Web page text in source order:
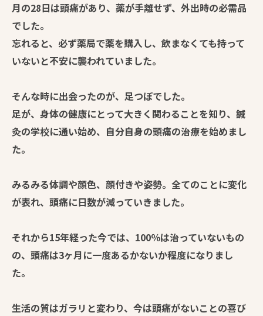
月の28日は頭痛があり、薬が手離せず、外出時の必需品
でした。
忘れると、必ず薬局で薬を購入し、飲まなくても持って
いないと不安に襲われていました。
そんな時に出会ったのが、足つぼでした。
足が、身体の健康にとって大きく関わることを知り、鍼
灸の学校に通い始め、自分自身の頭痛の治療を始めまし
た。
みるみる体調や顔色、顔付きや姿勢。全てのことに変化
が表れ、頭痛に日数が減っていきました。
それから15年経った今では、100％は治っていないもの
の、頭痛は3ヶ月に一度あるかないか程度になりまし
た。
生活の質はガラリと変わり、今は頭痛がないことの喜び